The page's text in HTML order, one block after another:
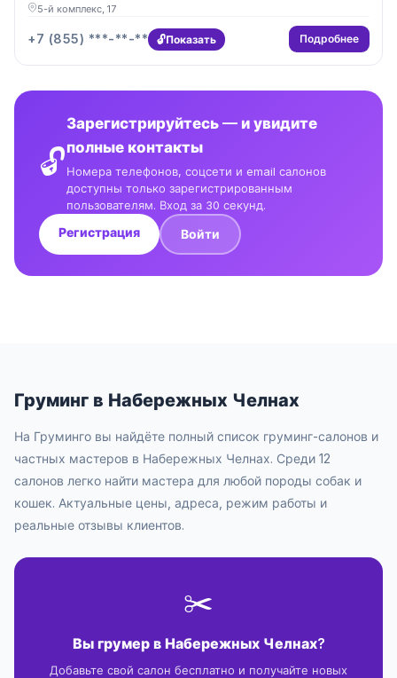
5-й комплекс, 17
+7 (855) ***-**-** Показать Подробнее
🔓
Зарегистрируйтесь — и увидите
полные контакты
Номера телефонов, соцсети и email салонов
доступны только зарегистрированным
пользователям. Вход за 30 секунд.
Регистрация Войти
Груминг в Набережных Челнах
На Груминго вы найдёте полный список груминг-салонов и
частных мастеров в Набережных Челнах. Среди 12
салонов легко найти мастера для любой породы собак и
кошек. Актуальные цены, адреса, режим работы и
реальные отзывы клиентов.
✂️
Вы грумер в Набережных Челнах?
Добавьте свой салон бесплатно и получайте новых